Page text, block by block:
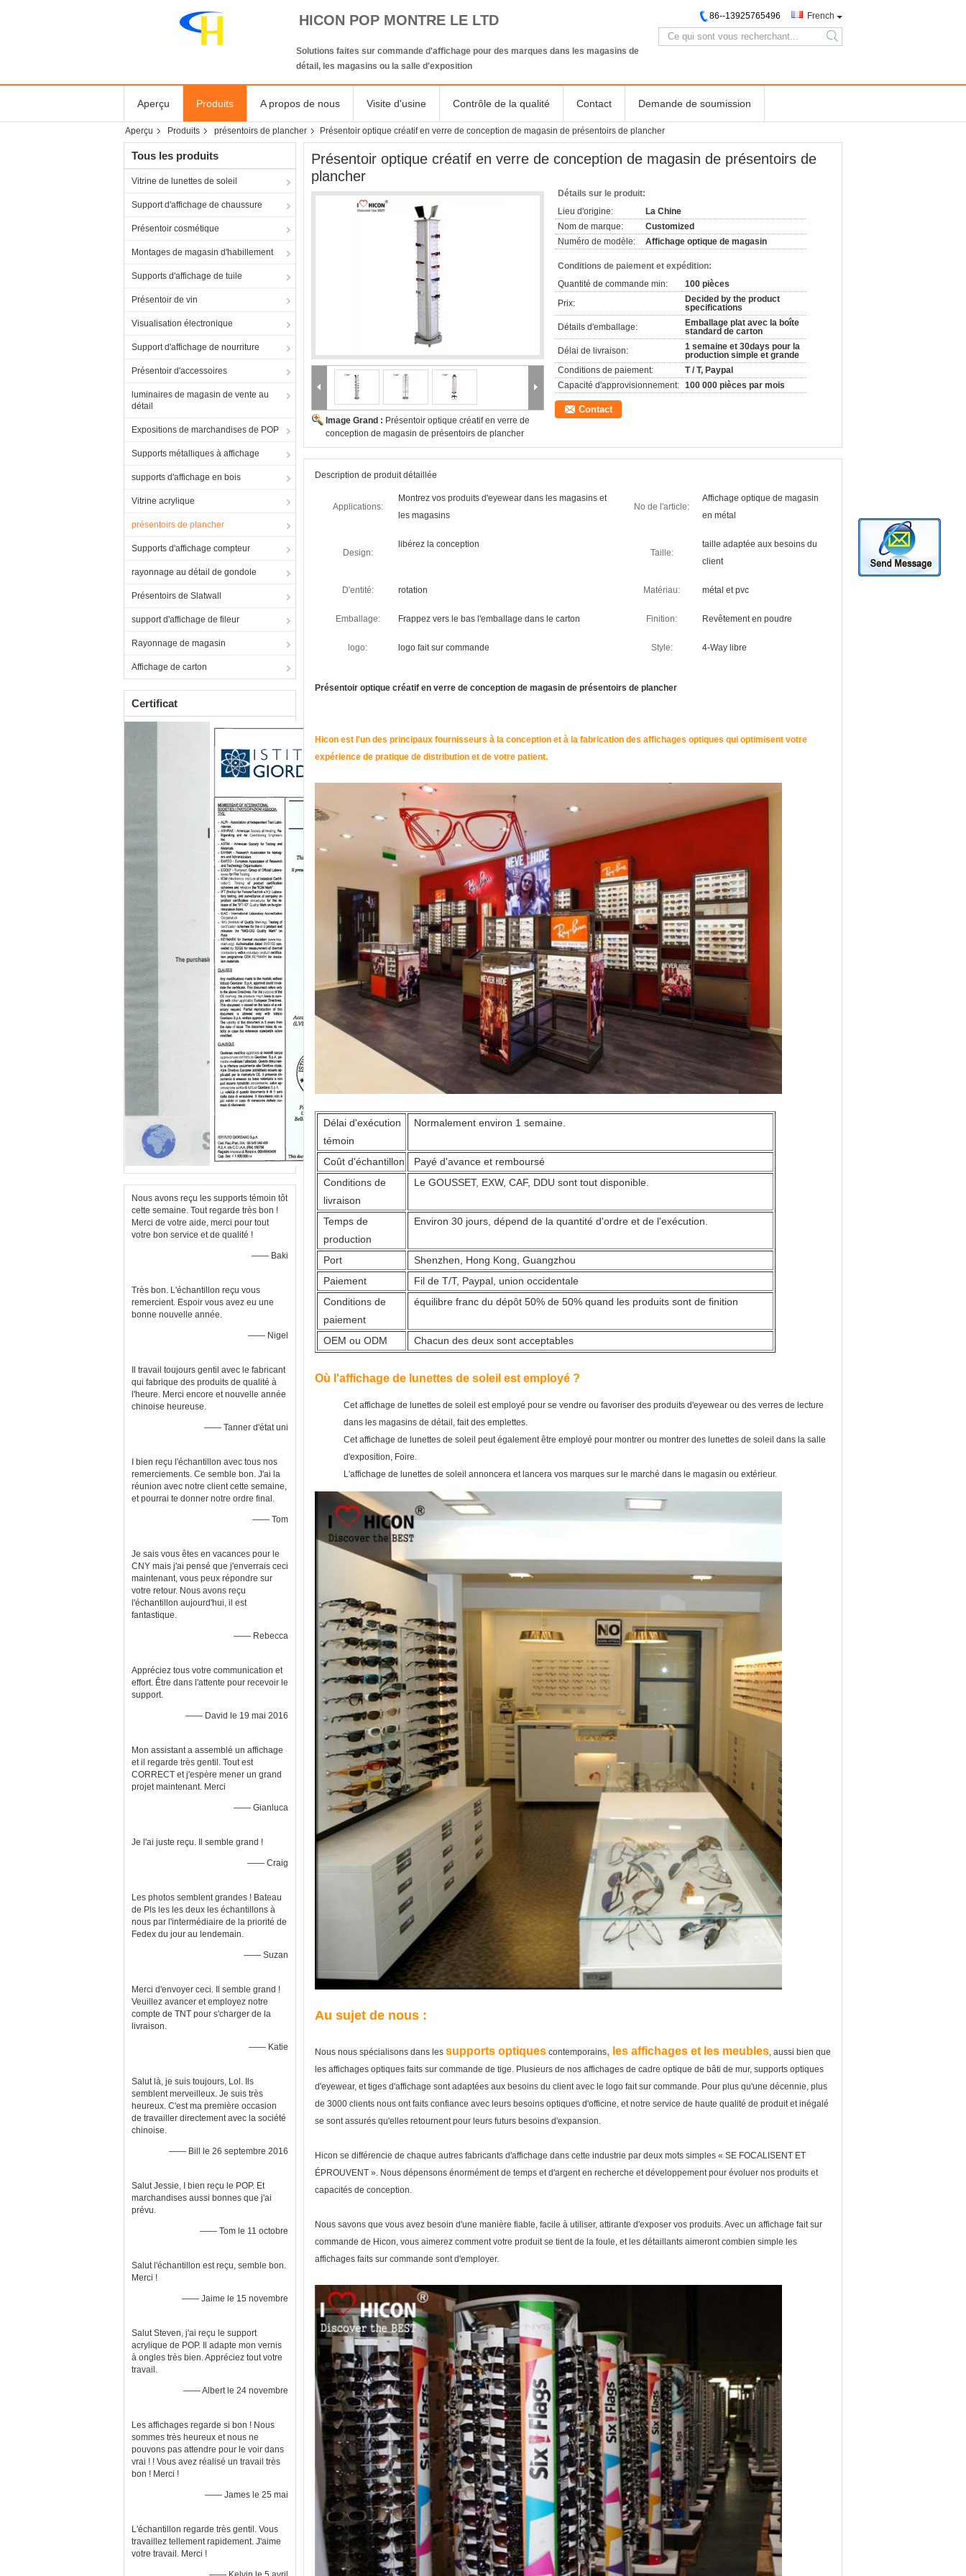
HICON POP MONTRE LE LTD
Solutions faites sur commande d'affichage pour des marques dans les magasins de
détail, les magasins ou la salle d'exposition
French
86--13925765496
search
Aperçu Produits A propos de nous Visite d'usine Contrôle de la qualité Contact Demande de soumission
Aperçu Produits présentoirs de plancher Présentoir optique créatif en verre de conception de magasin de présentoirs de plancher
Tous les produits
Vitrine de lunettes de soleil
Support d'affichage de chaussure
Présentoir cosmétique
Montages de magasin d'habillement
Supports d'affichage de tuile
Présentoir de vin
Visualisation électronique
Support d'affichage de nourriture
Présentoir d'accessoires
luminaires de magasin de vente au
détail
Expositions de marchandises de POP
Supports métalliques à affichage
supports d'affichage en bois
Vitrine acrylique
présentoirs de plancher
Supports d'affichage compteur
rayonnage au détail de gondole
Présentoirs de Slatwall
support d'affichage de fileur
Rayonnage de magasin
Affichage de carton
Certificat
Nous avons reçu les supports témoin tôt
cette semaine. Tout regarde très bon !
Merci de votre aide, merci pour tout
votre bon service et de qualité !
—— Baki
Très bon. L'échantillon reçu vous
remercient. Espoir vous avez eu une
bonne nouvelle année.
—— Nigel
Il travail toujours gentil avec le fabricant
qui fabrique des produits de qualité à
l'heure. Merci encore et nouvelle année
chinoise heureuse.
—— Tanner d'état uni
I bien reçu l'échantillon avec tous nos
remerciements. Ce semble bon. J'ai la
réunion avec notre client cette semaine,
et pourrai te donner notre ordre final.
—— Tom
Je sais vous êtes en vacances pour le
CNY mais j'ai pensé que j'enverrais ceci
maintenant, vous peux répondre sur
votre retour. Nous avons reçu
l'échantillon aujourd'hui, il est
fantastique.
—— Rebecca
Appréciez tous votre communication et
effort. Être dans l'attente pour recevoir le
support.
—— David le 19 mai 2016
Mon assistant a assemblé un affichage
et il regarde très gentil. Tout est
CORRECT et j'espère mener un grand
projet maintenant. Merci
—— Gianluca
Je l'ai juste reçu. Il semble grand !
—— Craig
Les photos semblent grandes ! Bateau
de Pls les les deux les échantillons à
nous par l'intermédiaire de la priorité de
Fedex du jour au lendemain.
—— Suzan
Merci d'envoyer ceci. Il semble grand !
Veuillez avancer et employez notre
compte de TNT pour s'charger de la
livraison.
—— Katie
Salut là, je suis toujours, Lol. Ils
semblent merveilleux. Je suis très
heureux. C'est ma première occasion
de travailler directement avec la société
chinoise.
—— Bill le 26 septembre 2016
Salut Jessie, I bien reçu le POP. Et
marchandises aussi bonnes que j'ai
prévu.
—— Tom le 11 octobre
Salut l'échantillon est reçu, semble bon.
Merci !
—— Jaime le 15 novembre
Salut Steven, j'ai reçu le support
acrylique de POP. Il adapte mon vernis
à ongles très bien. Appréciez tout votre
travail.
—— Albert le 24 novembre
Les affichages regarde si bon ! Nous
sommes très heureux et nous ne
pouvons pas attendre pour le voir dans
vrai ! ! Vous avez réalisé un travail très
bon ! Merci !
—— James le 25 mai
L'échantillon regarde très gentil. Vous
travaillez tellement rapidement. J'aime
votre travail. Merci !
Présentoir optique créatif en verre de conception de magasin de présentoirs de
plancher
Image Grand : Présentoir optique créatif en verre de
conception de magasin de présentoirs de plancher
Détails sur le produit:
Lieu d'origine:
La Chine
Nom de marque:
Customized
Numéro de modèle:
Affichage optique de magasin
Conditions de paiement et expédition:
Quantité de commande min:
100 pièces
Prix:
Decided by the product
specifications
Détails d'emballage:
Emballage plat avec la boîte
standard de carton
Délai de livraison:
1 semaine et 30days pour la
production simple et grande
Conditions de paiement:
T / T, Paypal
Capacité d'approvisionnement: 100 000 pièces par mois
Contact
Description de produit détaillée
Applications:
Montrez vos produits d'eyewear dans les magasins et
les magasins
No de l'article:
Affichage optique de magasin
en métal
Design:
libérez la conception
Taille:
taille adaptée aux besoins du
client
D'entité: rotation Matériau: métal et pvc
Emballage: Frappez vers le bas l'emballage dans le carton Finition: Revêtement en poudre
logo: logo fait sur commande Style: 4-Way libre
Présentoir optique créatif en verre de conception de magasin de présentoirs de plancher
Hicon est l'un des principaux fournisseurs à la conception et à la fabrication des affichages optiques qui optimisent votre
expérience de pratique de distribution et de votre patient.
Délai d'exécution
témoin
Normalement environ 1 semaine.
Coût d'échantillon
Payé d'avance et remboursé
Conditions de
livraison
Le GOUSSET, EXW, CAF, DDU sont tout disponible.
Temps de
production
Environ 30 jours, dépend de la quantité d'ordre et de l'exécution.
Port
Shenzhen, Hong Kong, Guangzhou
Paiement
Fil de T/T, Paypal, union occidentale
Conditions de
paiement
équilibre franc du dépôt 50% de 50% quand les produits sont de finition
OEM ou ODM Chacun des deux sont acceptables
Où l'affichage de lunettes de soleil est employé ?
Cet affichage de lunettes de soleil est employé pour se vendre ou favoriser des produits d'eyewear ou des verres de lecture
dans les magasins de détail, fait des emplettes.
Cet affichage de lunettes de soleil peut également être employé pour montrer ou montrer des lunettes de soleil dans la salle
d'exposition, Foire.
L'affichage de lunettes de soleil annoncera et lancera vos marques sur le marché dans le magasin ou extérieur.
Au sujet de nous :
Nous nous spécialisons dans les supports optiques contemporains, les affichages et les meubles, aussi bien que
les affichages optiques faits sur commande de tige. Plusieurs de nos affichages de cadre optique de bâti de mur, supports optiques
d'eyewear, et tiges d'affichage sont adaptées aux besoins du client avec le logo fait sur commande. Pour plus qu'une décennie, plus
de 3000 clients nous ont faits confiance avec leurs besoins optiques d'officine, et notre service de haute qualité de produit et inégalé
se sont assurés qu'elles retournent pour leurs futurs besoins d'expansion.
Hicon se différencie de chaque autres fabricants d'affichage dans cette industrie par deux mots simples « SE FOCALISENT ET
ÉPROUVENT ». Nous dépensons énormément de temps et d'argent en recherche et développement pour évoluer nos produits et
capacités de conception.
Nous savons que vous avez besoin d'une manière fiable, facile à utiliser, attirante d'exposer vos produits. Avec un affichage fait sur
commande de Hicon, vous aimerez comment votre produit se tient de la foule, et les détaillants aimeront combien simple les
affichages faits sur commande sont d'employer.